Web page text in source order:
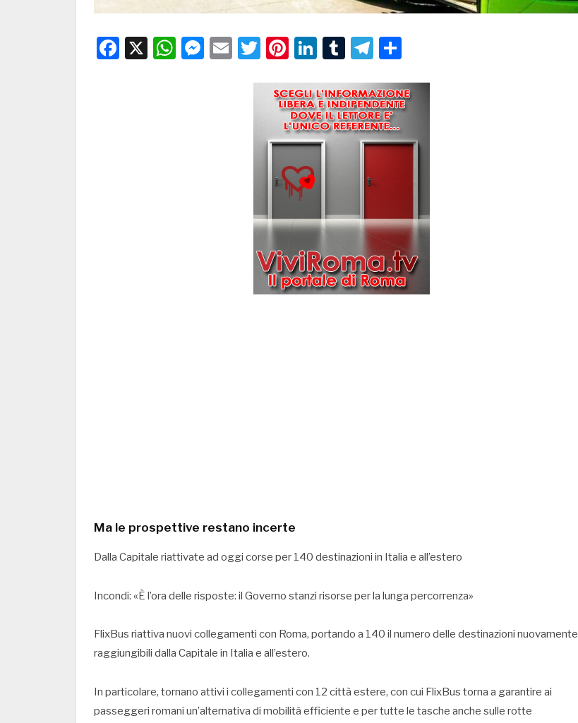
Facebook
X WhatsApp
Messenger
EmailTwitter
Pinterest
LinkedIn
TumblrTelegram
Ma le prospettive restano incerte
Dalla Capitale riattivate ad oggi corse per 140 destinazioni in Italia e all’estero
Incondi: «È l’ora delle risposte: il Governo stanzi risorse per la lunga percorrenza»
FlixBus riattiva nuovi collegamenti con Roma, portando a 140 il numero delle destinazioni nuovamente
raggiungibili dalla Capitale in Italia e all’estero.
In particolare, tornano attivi i collegamenti con 12 città estere, con cui FlixBus torna a garantire ai
passeggeri romani un’alternativa di mobilità efficiente e per tutte le tasche anche sulle rotte